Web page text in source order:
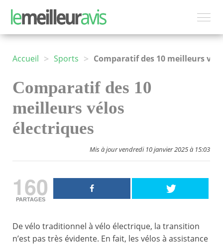
Accueil > Sports >
Comparatif des 10
meilleurs vélos
électriques
Mis à jour vendredi 10 janvier 2025 à 15:03
160
PARTAGES
De vélo traditionnel à vélo électrique, la transition
n’est pas très évidente. En fait, les vélos à assistance